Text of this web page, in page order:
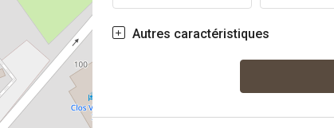
Autres caractéristiques